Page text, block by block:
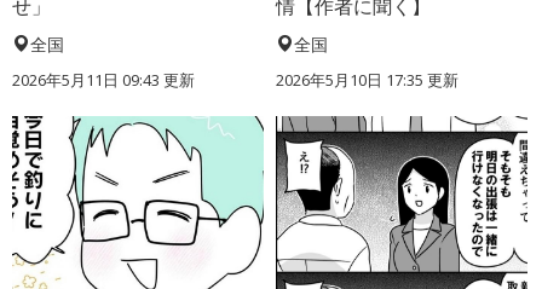
せ」
全国
2026年5月11日 09:43 更新
情【作者に聞く】
全国
2026年5月10日 17:35 更新